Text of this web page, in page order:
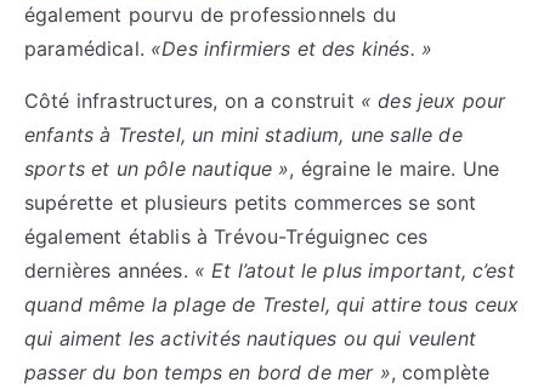
également pourvu de professionnels du
paramédical. «Des infirmiers et des kinés. »
Côté infrastructures, on a construit « des jeux pour
enfants à Trestel, un mini stadium, une salle de
sports et un pôle nautique », égraine le maire. Une
supérette et plusieurs petits commerces se sont
également établis à Trévou-Tréguignec ces
dernières années. « Et l’atout le plus important, c’est
quand même la plage de Trestel, qui attire tous ceux
qui aiment les activités nautiques ou qui veulent
passer du bon temps en bord de mer », complète